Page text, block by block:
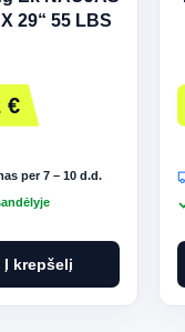
29“ 55 LBS
€
per 7 – 10 d.d.
Į krepšelį